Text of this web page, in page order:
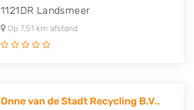
1121DR Landsmeer
Op 7,51 km afstand
Onne van de Stadt Recycling B.V..